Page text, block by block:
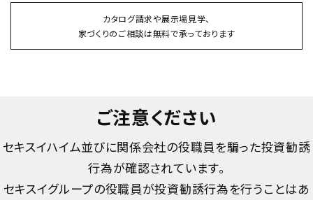
カタログ請求や展示場見学、
家づくりのご相談は無料で承っております
ご注意ください
セキスイハイム並びに関係会社の役職員を騙った投資勧誘
行為が確認されています。
セキスイグループの役職員が投資勧誘行為を行うことはあ